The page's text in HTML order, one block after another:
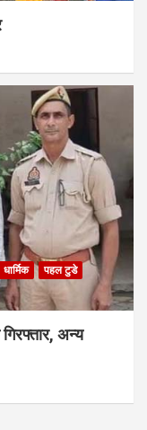
धार्मिक
पहल टुडे
अन्य